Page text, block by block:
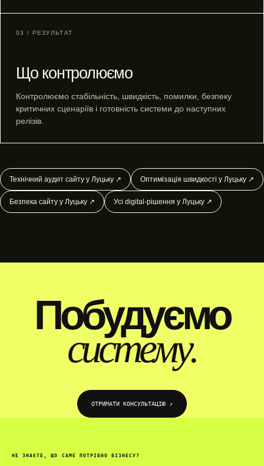
03 / РЕЗУЛЬТАТ
Що контролюємо
Контролюємо стабільність, швидкість, помилки, безпеку
критичних сценаріїв і готовність системи до наступних
релізів.
Технічний аудит сайту у Луцьку ↗ Оптимізація швидкості у Луцьку ↗
Безпека сайту у Луцьку ↗ Усі digital-рішення у Луцьку ↗
Побудуємо
систему.
ОТРИМАТИ КОНСУЛЬТАЦІЮ ↗
НЕ ЗНАЄТЕ, ЩО САМЕ ПОТРІБНО БІЗНЕСУ?